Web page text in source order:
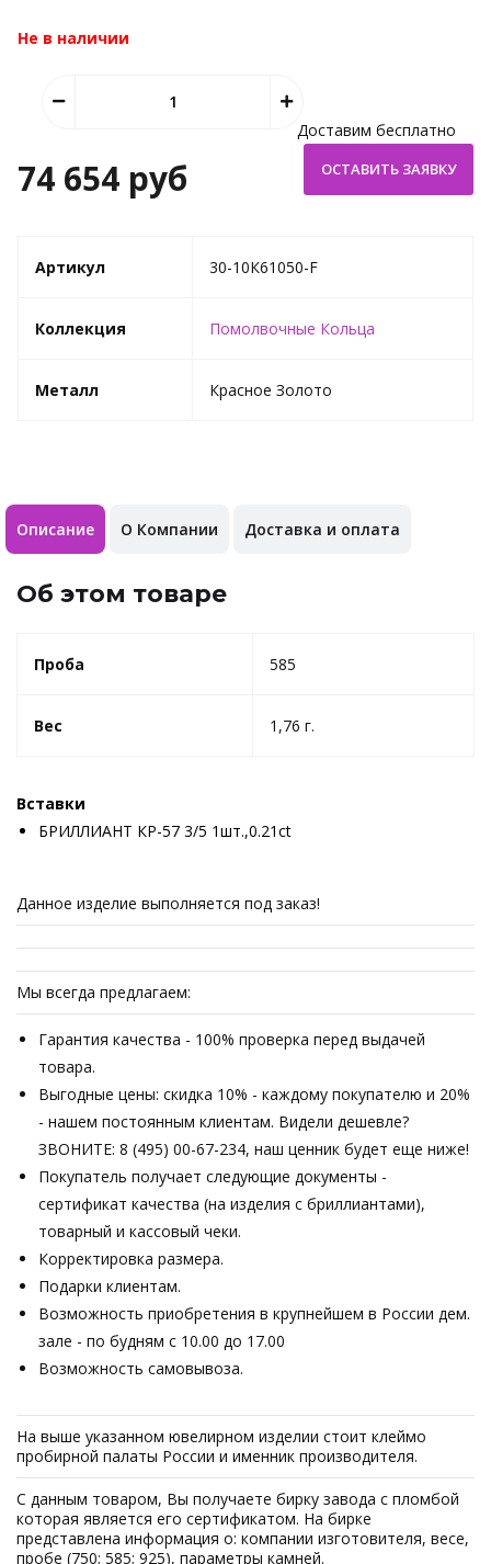
Не в наличии
74 654 руб
Доставим бесплатно
Артикул 30-10К61050-F
Коллекция Помолвочные Кольца
Металл Красное Золото
Описание О Компании Доставка и оплата
Об этом товаре
Проба 585
Вес 1,76 г.
Вставки
БРИЛЛИАНТ КР-57 3/5 1шт.,0.21ct
Данное изделие выполняется под заказ!
Мы всегда предлагаем:
Гарантия качества - 100% проверка перед выдачей
товара.
Выгодные цены: скидка 10% - каждому покупателю и 20%
- нашем постоянным клиентам. Видели дешевле?
ЗВОНИТЕ: 8 (495) 00-67-234, наш ценник будет еще ниже!
Покупатель получает следующие документы -
сертификат качества (на изделия с бриллиантами),
товарный и кассовый чеки.
Корректировка размера.
Подарки клиентам.
Возможность приобретения в крупнейшем в России дем.
зале - по будням с 10.00 до 17.00
Возможность самовывоза.
На выше указанном ювелирном изделии стоит клеймо
пробирной палаты России и именник производителя.
С данным товаром, Вы получаете бирку завода с пломбой
которая является его сертификатом. На бирке
представлена информация о: компании изготовителя, весе,
пробе (750; 585; 925), параметры камней.